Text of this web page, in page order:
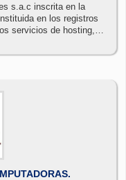
s.a.c inscrita en la
en los registros
servicios de hosting,
web, diseño web,